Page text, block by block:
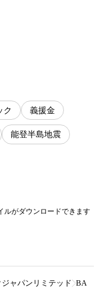
ク 義援金
能登半島地震
ルがダウンロードできます
ャパンリミテッド